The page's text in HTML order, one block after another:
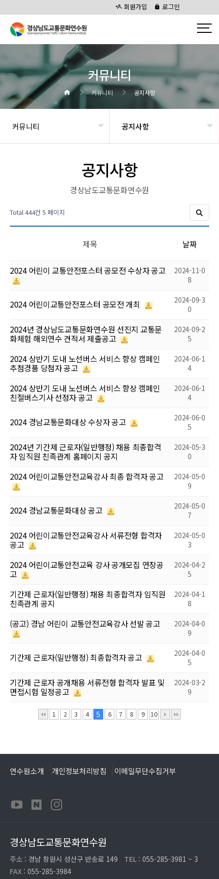
회원가입 로그인
커뮤니티
커뮤니티 공지사항
커뮤니티 공지사항
공지사항
경상남도교통문화연수원
Total 444건 5 페이지
제목 날짜
2024 어린이 교통안전포스터 공모전 수상자 공고
2024-11-0
8
2024 어린이교통안전포스터 공모전 개최
2024-09-3
0
2024년 경상남도교통문화연수원 선진지 교통문
화체험 해외연수 견적서 제출공고
2024-09-2
5
2024 상반기 도내 노선버스 서비스 향상 캠페인
추첨경품 당첨자 공고
2024-06-1
4
2024 상반기 도내 노선버스 서비스 향상 캠페인
친절버스기사 선정자 공고
2024-06-1
4
2024 경남교통문화대상 수상자 공고
2024-06-0
5
2024년 기간제 근로자(일반행정) 채용 최종합격
자 임직원 친족관계 홈페이지 공지
2024-05-3
0
2024 어린이교통안전교육강사 최종 합격자 공고
2024-05-0
9
2024 경남교통문화대상 공고
2024-05-0
7
2024 어린이교통안전교육강사 서류전형 합격자
공고
2024-05-0
3
2024 어린이교통안전교육 강사 공개모집 연장공
고
2024-04-2
5
기간제 근로자(일반행정) 채용 최종합격자 임직원
친족관계 공지
2024-04-1
8
(공고) 경남 어린이 교통안전교육강사 선발 공고
2024-04-0
9
기간제 근로자(일반행정) 최종합격자 공고
2024-04-0
5
기간제 근로자 공개채용 서류전형 합격자 발표 및
면접시험 일정공고
2024-03-2
9
1 2 3 4 5 6 7 8 9 10
연수원소개 개인정보처리방침 이메일무단수집거부
경상남도교통문화연수원
주소 : 경남 창원시 성산구 반송로 149 TEL : 055-285-3981 ~ 3
FAX : 055-285-3984